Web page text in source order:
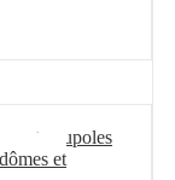
et coupoles
et